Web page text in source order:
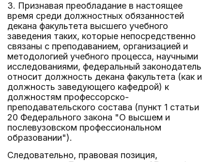
3. Признавая преобладание в настоящее
время среди должностных обязанностей
декана факультета высшего учебного
заведения таких, которые непосредственно
связаны с преподаванием, организацией и
методологией учебного процесса, научными
исследованиями, федеральный законодатель
относит должность декана факультета (как и
должность заведующего кафедрой) к
должностям профессорско-
преподавательского состава (пункт 1 статьи
20 Федерального закона "О высшем и
послевузовском профессиональном
образовании").
Следовательно, правовая позиция,